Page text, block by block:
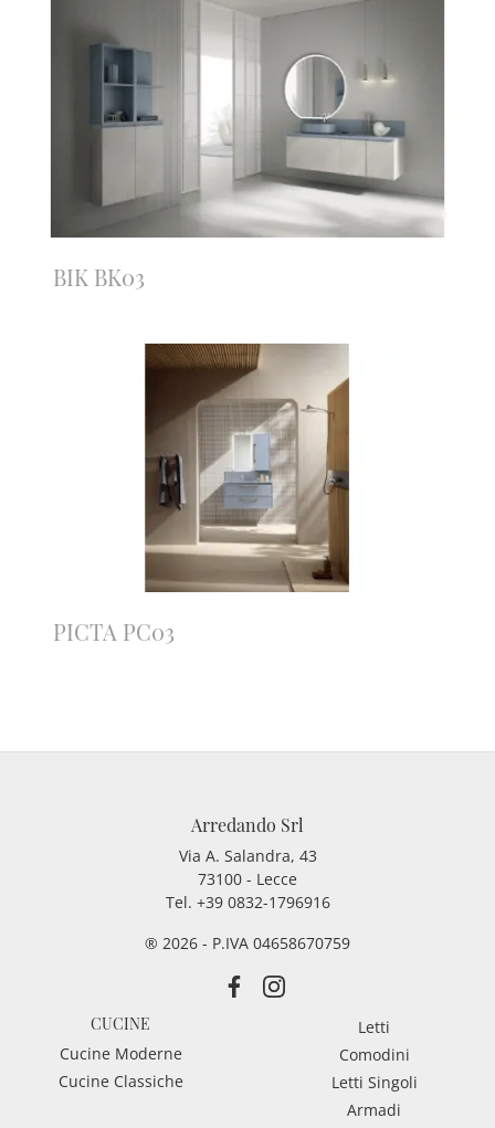
BIK BK03
PICTA PC03
Arredando Srl
Via A. Salandra, 43
73100 - Lecce
Tel. +39 0832-1796916
® 2026 - P.IVA 04658670759
CUCINE
Cucine Moderne
Cucine Classiche
Letti
Comodini
Letti Singoli
Armadi